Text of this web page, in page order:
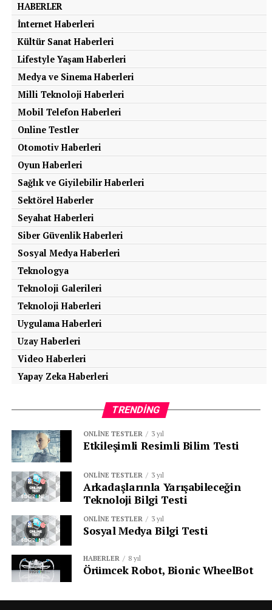
HABERLER
İnternet Haberleri
Kültür Sanat Haberleri
Lifestyle Yaşam Haberleri
Medya ve Sinema Haberleri
Milli Teknoloji Haberleri
Mobil Telefon Haberleri
Online Testler
Otomotiv Haberleri
Oyun Haberleri
Sağlık ve Giyilebilir Haberleri
Sektörel Haberler
Seyahat Haberleri
Siber Güvenlik Haberleri
Sosyal Medya Haberleri
Teknologya
Teknoloji Galerileri
Teknoloji Haberleri
Uygulama Haberleri
Uzay Haberleri
Video Haberleri
Yapay Zeka Haberleri
TRENDING
ONLINE TESTLER 3 yıl
Etkileşimli Resimli Bilim Testi
ONLINE TESTLER 3 yıl
Arkadaşlarınla Yarışabileceğin
Teknoloji Bilgi Testi
ONLINE TESTLER 3 yıl
Sosyal Medya Bilgi Testi
HABERLER 8 yıl
Örümcek Robot, Bionic WheelBot